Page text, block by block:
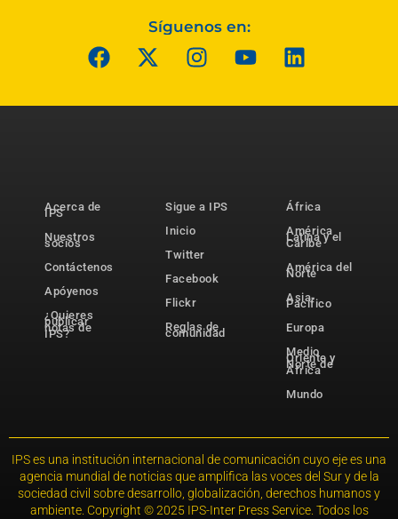
Síguenos en:
Acerca de
IPS
Nuestros
socios
Contáctenos
Apóyenos
¿Quieres
publicar
notas de
IPS?
Sigue a IPS
Inicio
Twitter
Facebook
Flickr
Reglas de
comunidad
África
América
Latina y el
Caribe
América del
Norte
Asia-
Pacífico
Europa
Medio
Oriente y
Norte de
África
Mundo
IPS es una institución internacional de comunicación cuyo eje es una
agencia mundial de noticias que amplifica las voces del Sur y de la
sociedad civil sobre desarrollo, globalización, derechos humanos y
ambiente. Copyright © 2025 IPS-Inter Press Service. Todos los